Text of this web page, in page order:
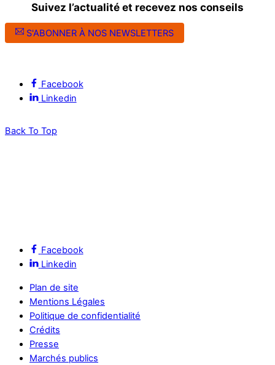
Suivez l’actualité et recevez nos conseils
S'ABONNER À NOS NEWSLETTERS
Facebook
Linkedin
Back To Top
Facebook
Linkedin
Plan de site
Mentions Légales
Politique de confidentialité
Crédits
Presse
Marchés publics